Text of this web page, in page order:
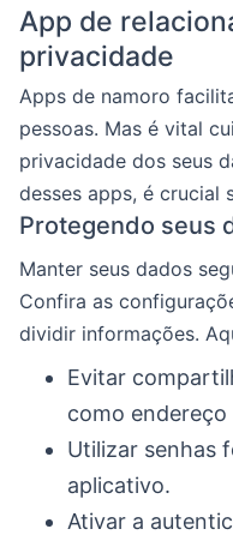
App de
privacidade
Apps de namoro
pessoas. Mas é vital
privacidade dos seus
desses apps, é crucial
Protegendo seus
Manter seus dados
Confira as
dividir informações.
Evitar
como
Utilizar senhas
aplicativo.
Ativar a